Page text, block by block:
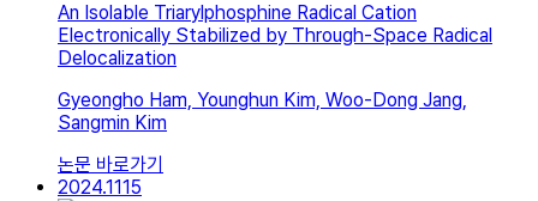
An Isolable Triarylphosphine Radical Cation
Electronically Stabilized by Through-Space Radical
Delocalization
Gyeongho Ham, Younghun Kim, Woo-Dong Jang,
Sangmin Kim
논문 바로가기
2024.1115